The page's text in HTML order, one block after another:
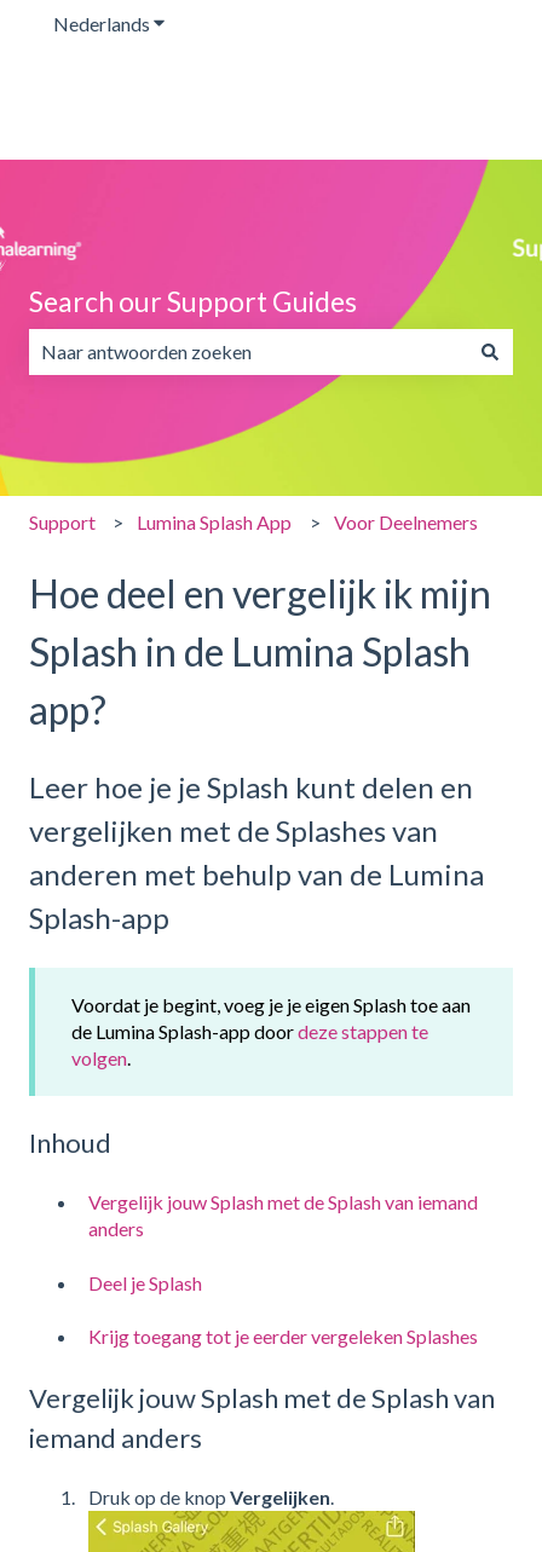
Nederlands Submenu tonen voor vertalingen
Search our Support Guides
Er zijn geen suggesties want het zoekveld is leeg.
Support Lumina Splash App Voor Deelnemers
Hoe deel en vergelijk ik mijn
Splash in de Lumina Splash
app?
Leer hoe je je Splash kunt delen en
vergelijken met de Splashes van
anderen met behulp van de Lumina
Splash-app
Voordat je begint, voeg je je eigen Splash toe aan
de Lumina Splash-app doordeze stappen te
volgen
Inhoud
Vergelijk jouw Splash met de Splash van iemand
anders
Deel je Splash
Krijg toegang tot je eerder vergeleken Splashes
Vergelijk jouw Splash met de Splash van
iemand anders
Druk op de knop Vergelijken.